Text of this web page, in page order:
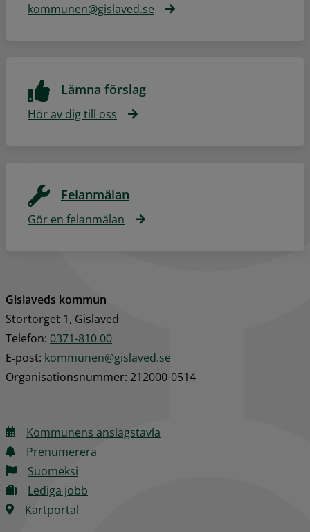
kommunen@gislaved.se
Lämna förslag
Hör av dig till oss
Felanmälan
Gör en felanmälan
Gislaveds kommun
Stortorget 1, Gislaved
Telefon: 0371-810 00
E‑post: kommunen@gislaved.se
Organisationsnummer: 212000-0514
Kommunens anslagstavla
Prenumerera
Suomeksi
Lediga jobb
Kartportal